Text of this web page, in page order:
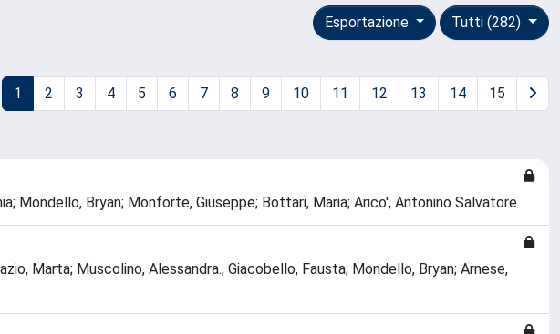
Tutti (282)
Esportazione
1 2 3 4 5 6 7 8 9 10 11 12 13 14 15
Mondello, Bryan; Monforte, Giuseppe; Bottari, Maria; Arico', Antonino Salvatore
Marta; Muscolino, Alessandra.; Giacobello, Fausta; Mondello, Bryan; Arnese,